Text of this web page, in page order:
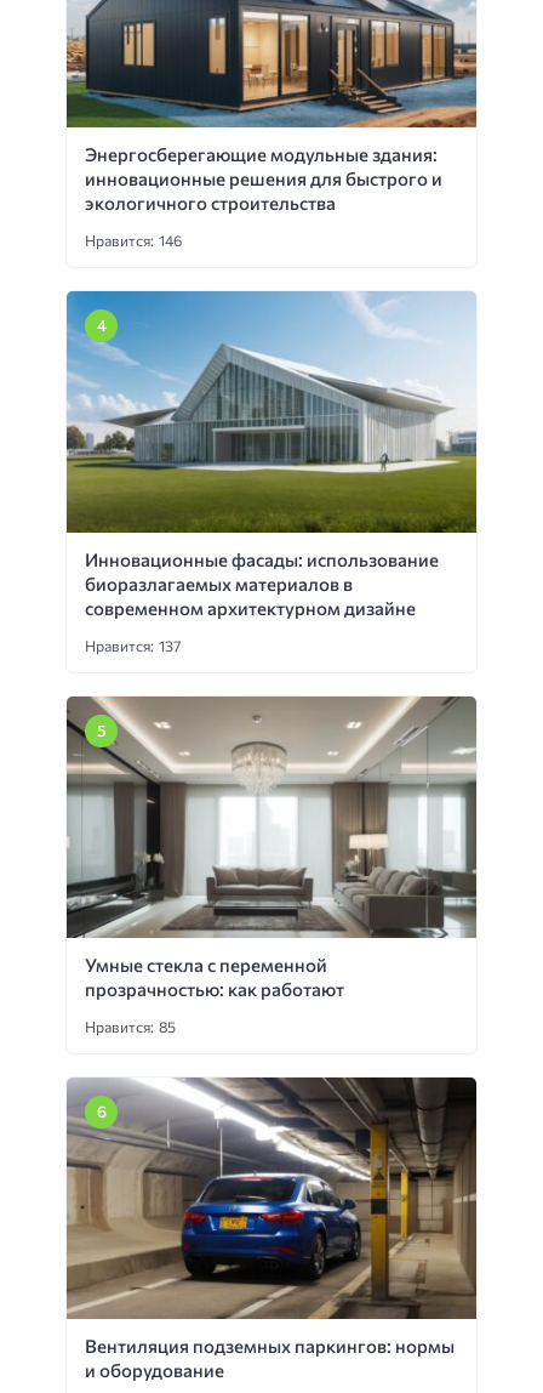
Энергосберегающие модульные здания:
инновационные решения для быстрого и
экологичного строительства
Нравится: 146
Инновационные фасады: использование
биоразлагаемых материалов в
современном архитектурном дизайне
Нравится: 137
Умные стекла с переменной
прозрачностью: как работают
Нравится: 85
Вентиляция подземных паркингов: нормы
и оборудование